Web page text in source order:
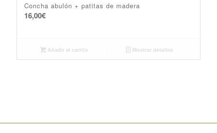
Concha abulón + patitas de madera
16,00€
Añadir al carrito Mostrar detalles